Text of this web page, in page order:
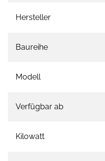
Hersteller
Baureihe
Modell
Verfügbar ab
Kilowatt